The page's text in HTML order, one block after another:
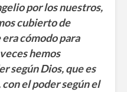
por los nuestros,
cubierto de
cómodo para
hemos
según Dios, que es
el poder según el